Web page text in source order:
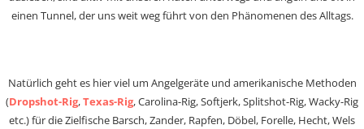
einen Tunnel, der uns weit weg führt von den Phänomenen des Alltags.
Natürlich geht es hier viel um Angelgeräte und amerikanische Methoden
(Dropshot-Rig,Texas-Rig, Carolina-Rig, Softjerk, Splitshot-Rig, Wacky-Rig
etc.) für die Zielfische Barsch, Zander, Rapfen, Döbel, Forelle, Hecht, Wels